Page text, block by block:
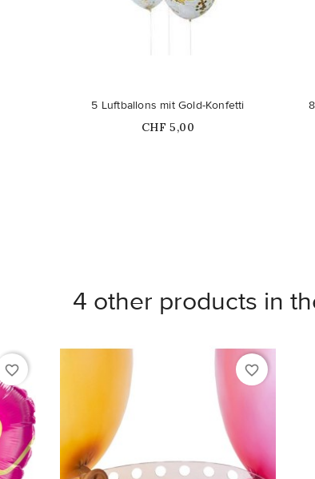
5 Luftballons mit Gold-Konfetti
Price
CHF 5,00
4 other products in
favorite_border favorite_border